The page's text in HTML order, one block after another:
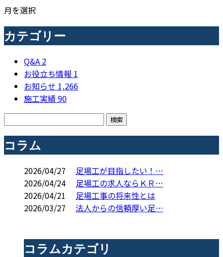
月を選択
カテゴリー
Q&A 2
お役立ち情報 1
お知らせ 1,266
施工実績90
コラム
2026/04/27
足場工が目指したい！…
2026/04/24
足場工の求人ならＫＲ…
2026/04/21
足場工事の将来性とは
2026/03/27
法人からの信頼厚い足…
コラムカテゴリ